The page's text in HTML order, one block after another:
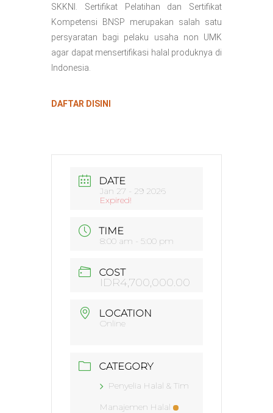
SKKNI. Sertifikat Pelatihan dan Sertifikat
Kompetensi BNSP merupakan salah satu
persyaratan bagi pelaku usaha non UMK
agar dapat mensertifikasi halal produknya di
Indonesia.
DAFTAR DISINI
DATE
Jan 27 - 29 2026
Expired!
TIME
8:00 am - 5:00 pm
COST
IDR4,700,000.00
LOCATION
Online
CATEGORY
Penyelia Halal & Tim
Manajemen Halal